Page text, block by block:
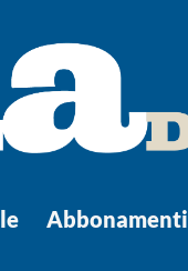
Abbonamenti